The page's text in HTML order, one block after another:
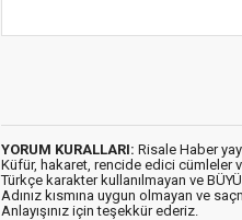
YORUM KURALLARI: Risale Haber
Küfür, hakaret, rencide edici cümleler
Türkçe karakter kullanılmayan ve
Adınız kısmına uygun olmayan ve
Anlayışınız için teşekkür ederiz.